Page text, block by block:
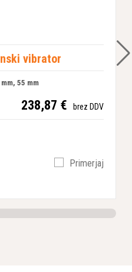
vibrator
55 mm
238,87 € brez DDV
Primerjaj